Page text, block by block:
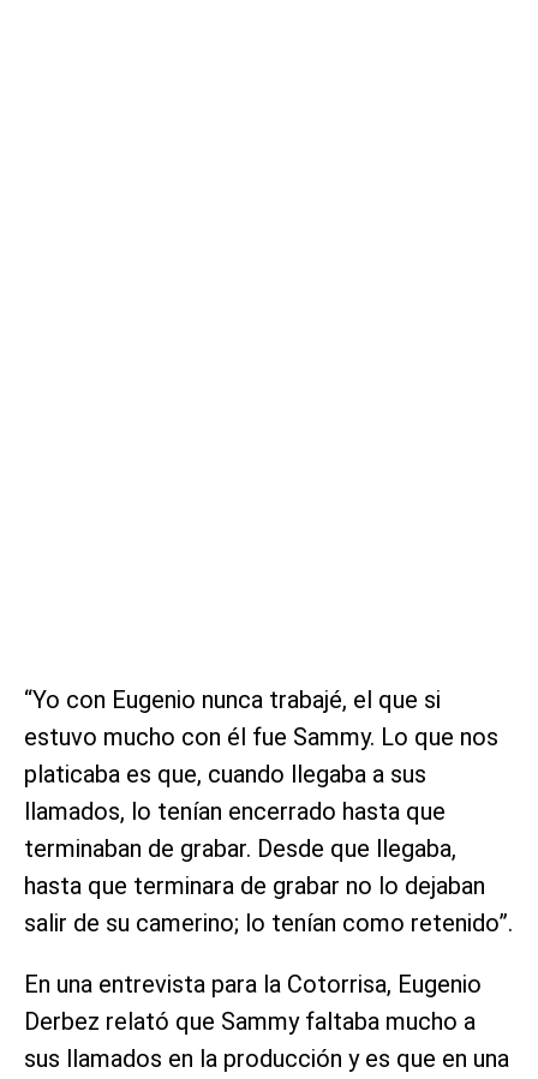
“Yo con Eugenio nunca trabajé, el que si
estuvo mucho con él fue Sammy. Lo que nos
platicaba es que, cuando llegaba a sus
llamados, lo tenían encerrado hasta que
terminaban de grabar. Desde que llegaba,
hasta que terminara de grabar no lo dejaban
salir de su camerino; lo tenían como retenido”.
En una entrevista para la Cotorrisa, Eugenio
Derbez relató que Sammy faltaba mucho a
sus llamados en la producción y es que en una